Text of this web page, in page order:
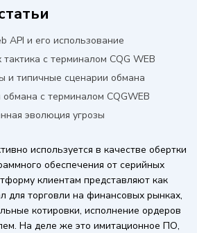
API и его использование
с терминалом CQG WEB
и типичные сценарии обмана
с терминалом CQGWEB
эволюция угрозы
используется в качестве обертки
обеспечения от серийных
клиентам представляют как
для торговли на финансовых рынках,
котировки, исполнение ордеров
На деле же это имитационное ПО,